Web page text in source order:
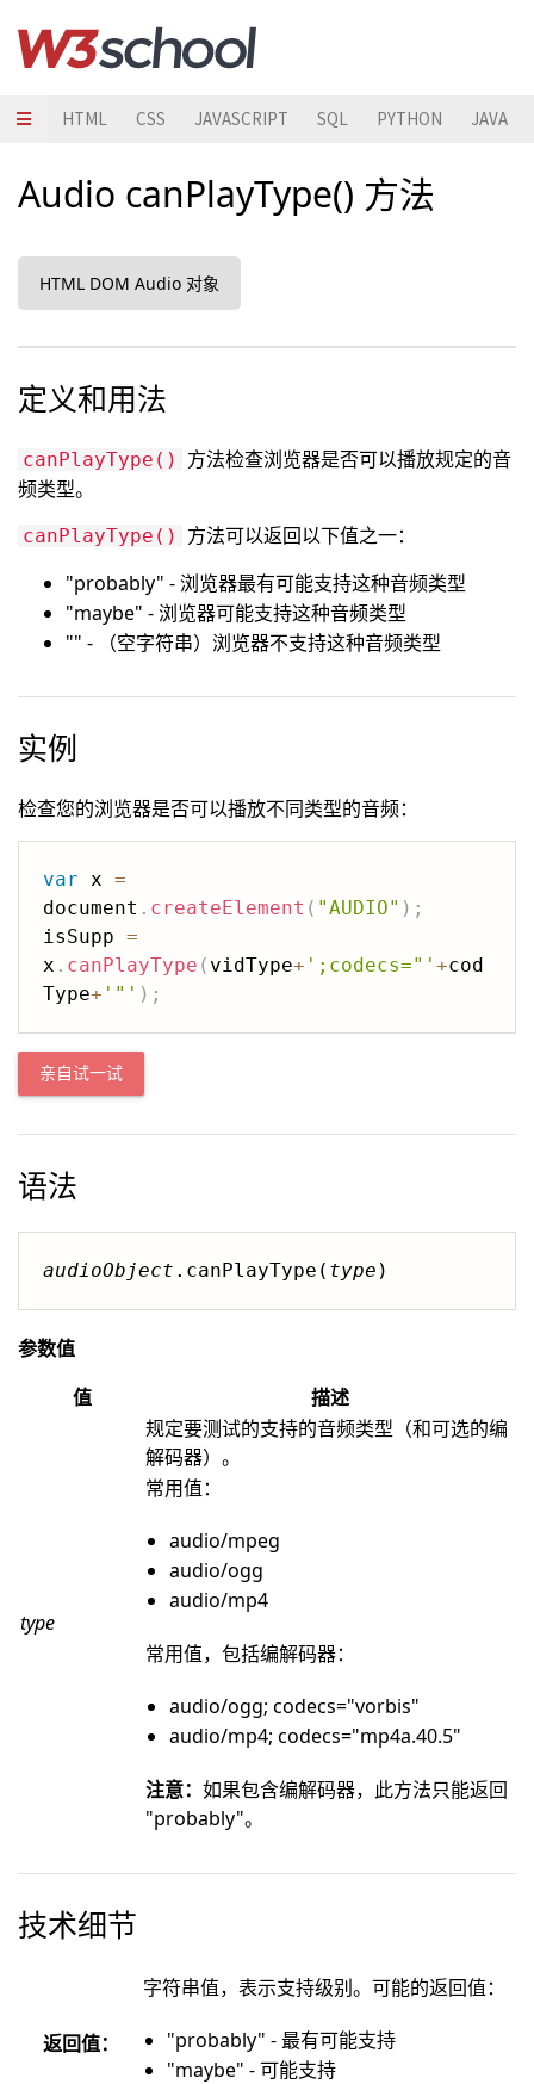
HTML CSS JAVASCRIPT SQL PYTHON JAVA
Audio canPlayType() 方法
HTML DOM Audio 对象
定义和用法
canPlayType()
方法检查浏览器是否可以播放规定的音
频类型。
canPlayType()
方法可以返回以下值之一：
"probably" - 浏览器最有可能支持这种音频类型
"maybe" - 浏览器可能支持这种音频类型
"" - （空字符串）浏览器不支持这种音频类型
实例
检查您的浏览器是否可以播放不同类型的音频：
var x =
document . createElement ( "AUDIO" ) ;
isSupp =
x . canPlayType ( vidType+ ';codecs="' +cod
Type+ '"' ) ;
亲自试一试
语法
audioObject .canPlayType( type )
参数值
值
描述
type
规定要测试的支持的音频类型（和可选的编
解码器）。
常用值：
audio/mpeg
audio/ogg
audio/mp4
常用值，包括编解码器：
audio/ogg; codecs="vorbis"
audio/mp4; codecs="mp4a.40.5"
注意： 如果包含编解码器，此方法只能返回
"probably"。
技术细节
返回值：
字符串值，表示支持级别。可能的返回值：
"probably" - 最有可能支持
"maybe" - 可能支持